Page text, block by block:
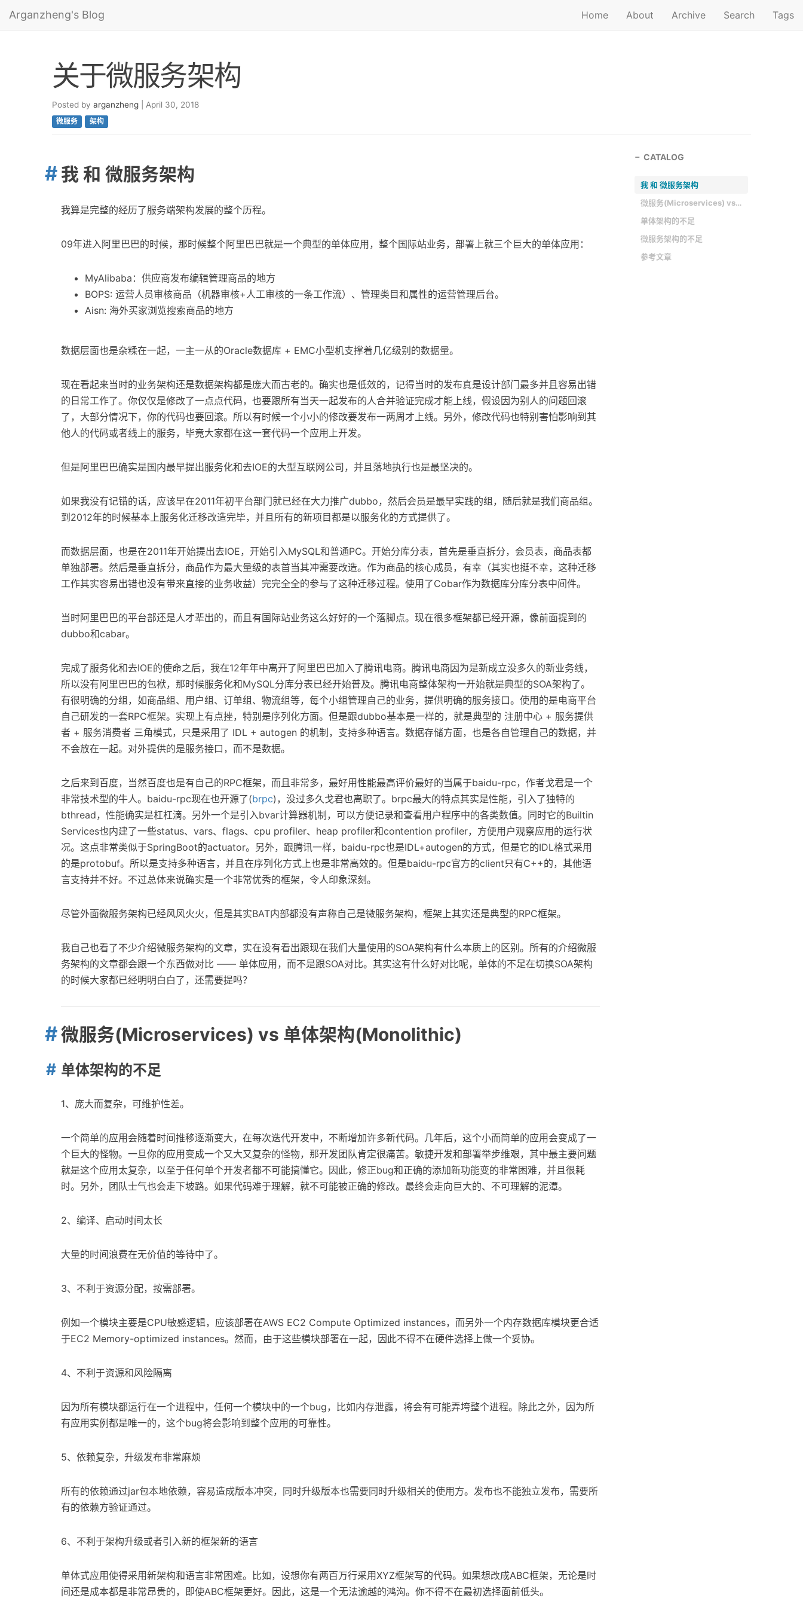
Arganzheng's Blog Home About Archive Search Tags
关于微服务架构
Posted by arganzheng | April 30, 2018
微服务 架构
我 和 微服务架构
我算是完整的经历了服务端架构发展的整个历程。
09年进入阿里巴巴的时候，那时候整个阿里巴巴就是一个典型的单体应用，整个国际站业务，部署上就三个巨大的单体应用：
MyAlibaba：供应商发布编辑管理商品的地方
BOPS: 运营人员审核商品（机器审核+人工审核的一条工作流）、管理类目和属性的运营管理后台。
Aisn: 海外买家浏览搜索商品的地方
数据层面也是杂糅在一起，一主一从的Oracle数据库 + EMC小型机支撑着几亿级别的数据量。
现在看起来当时的业务架构还是数据架构都是庞大而古老的。确实也是低效的，记得当时的发布真是设计部门最多并且容易出错
的日常工作了。你仅仅是修改了一点点代码，也要跟所有当天一起发布的人合并验证完成才能上线，假设因为别人的问题回滚
了，大部分情况下，你的代码也要回滚。所以有时候一个小小的修改要发布一两周才上线。另外，修改代码也特别害怕影响到其
他人的代码或者线上的服务，毕竟大家都在这一套代码一个应用上开发。
但是阿里巴巴确实是国内最早提出服务化和去IOE的大型互联网公司，并且落地执行也是最坚决的。
如果我没有记错的话，应该早在2011年初平台部门就已经在大力推广dubbo，然后会员是最早实践的组，随后就是我们商品组。
到2012年的时候基本上服务化迁移改造完毕，并且所有的新项目都是以服务化的方式提供了。
而数据层面，也是在2011年开始提出去IOE，开始引入MySQL和普通PC。开始分库分表，首先是垂直拆分，会员表，商品表都
单独部署。然后是垂直拆分，商品作为最大量级的表首当其冲需要改造。作为商品的核心成员，有幸（其实也挺不幸，这种迁移
工作其实容易出错也没有带来直接的业务收益）完完全全的参与了这种迁移过程。使用了Cobar作为数据库分库分表中间件。
当时阿里巴巴的平台部还是人才辈出的，而且有国际站业务这么好好的一个落脚点。现在很多框架都已经开源，像前面提到的
dubbo和cabar。
完成了服务化和去IOE的使命之后，我在12年年中离开了阿里巴巴加入了腾讯电商。腾讯电商因为是新成立没多久的新业务线，
所以没有阿里巴巴的包袱，那时候服务化和MySQL分库分表已经开始普及。腾讯电商整体架构一开始就是典型的SOA架构了。
有很明确的分组，如商品组、用户组、订单组、物流组等，每个小组管理自己的业务，提供明确的服务接口。使用的是电商平台
自己研发的一套RPC框架。实现上有点挫，特别是序列化方面。但是跟dubbo基本是一样的，就是典型的 注册中心 + 服务提供
者 + 服务消费者 三角模式，只是采用了 IDL + autogen 的机制，支持多种语言。数据存储方面，也是各自管理自己的数据，并
不会放在一起。对外提供的是服务接口，而不是数据。
之后来到百度，当然百度也是有自己的RPC框架，而且非常多，最好用性能最高评价最好的当属于baidu-rpc，作者戈君是一个
非常技术型的牛人。baidu-rpc现在也开源了(brpc)，没过多久戈君也离职了。brpc最大的特点其实是性能，引入了独特的
bthread，性能确实是杠杠滴。另外一个是引入bvar计算器机制，可以方便记录和查看用户程序中的各类数值。同时它的Builtin
Services也内建了一些status、vars、flags、cpu profiler、heap profiler和contention profiler，方便用户观察应用的运行状
况。这点非常类似于SpringBoot的actuator。另外，跟腾讯一样，baidu-rpc也是IDL+autogen的方式，但是它的IDL格式采用
的是protobuf。所以是支持多种语言，并且在序列化方式上也是非常高效的。但是baidu-rpc官方的client只有C++的，其他语
言支持并不好。不过总体来说确实是一个非常优秀的框架，令人印象深刻。
尽管外面微服务架构已经风风火火，但是其实BAT内部都没有声称自己是微服务架构，框架上其实还是典型的RPC框架。
我自己也看了不少介绍微服务架构的文章，实在没有看出跟现在我们大量使用的SOA架构有什么本质上的区别。所有的介绍微服
务架构的文章都会跟一个东西做对比 —— 单体应用，而不是跟SOA对比。其实这有什么好对比呢，单体的不足在切换SOA架构
的时候大家都已经明明白白了，还需要提吗？
微服务(Microservices) vs 单体架构(Monolithic)
单体架构的不足
1、庞大而复杂，可维护性差。
一个简单的应用会随着时间推移逐渐变大，在每次迭代开发中，不断增加许多新代码。几年后，这个小而简单的应用会变成了一
个巨大的怪物。一旦你的应用变成一个又大又复杂的怪物，那开发团队肯定很痛苦。敏捷开发和部署举步维艰，其中最主要问题
就是这个应用太复杂，以至于任何单个开发者都不可能搞懂它。因此，修正bug和正确的添加新功能变的非常困难，并且很耗
时。另外，团队士气也会走下坡路。如果代码难于理解，就不可能被正确的修改。最终会走向巨大的、不可理解的泥潭。
2、编译、启动时间太长
大量的时间浪费在无价值的等待中了。
3、不利于资源分配，按需部署。
例如一个模块主要是CPU敏感逻辑，应该部署在AWS EC2 Compute Optimized instances，而另外一个内存数据库模块更合适
于EC2 Memory-optimized instances。然而，由于这些模块部署在一起，因此不得不在硬件选择上做一个妥协。
4、不利于资源和风险隔离
因为所有模块都运行在一个进程中，任何一个模块中的一个bug，比如内存泄露，将会有可能弄垮整个进程。除此之外，因为所
有应用实例都是唯一的，这个bug将会影响到整个应用的可靠性。
5、依赖复杂，升级发布非常麻烦
所有的依赖通过jar包本地依赖，容易造成版本冲突，同时升级版本也需要同时升级相关的使用方。发布也不能独立发布，需要所
有的依赖方验证通过。
6、不利于架构升级或者引入新的框架新的语言
单体式应用使得采用新架构和语言非常困难。比如，设想你有两百万行采用XYZ框架写的代码。如果想改成ABC框架，无论是时
间还是成本都是非常昂贵的，即使ABC框架更好。因此，这是一个无法逾越的鸿沟。你不得不在最初选择面前低头。
CATALOG
我 和 微服务架构
微服务(Microservices) vs 单体架构(Monolithic)
单体架构的不足
微服务架构的不足
参考文章